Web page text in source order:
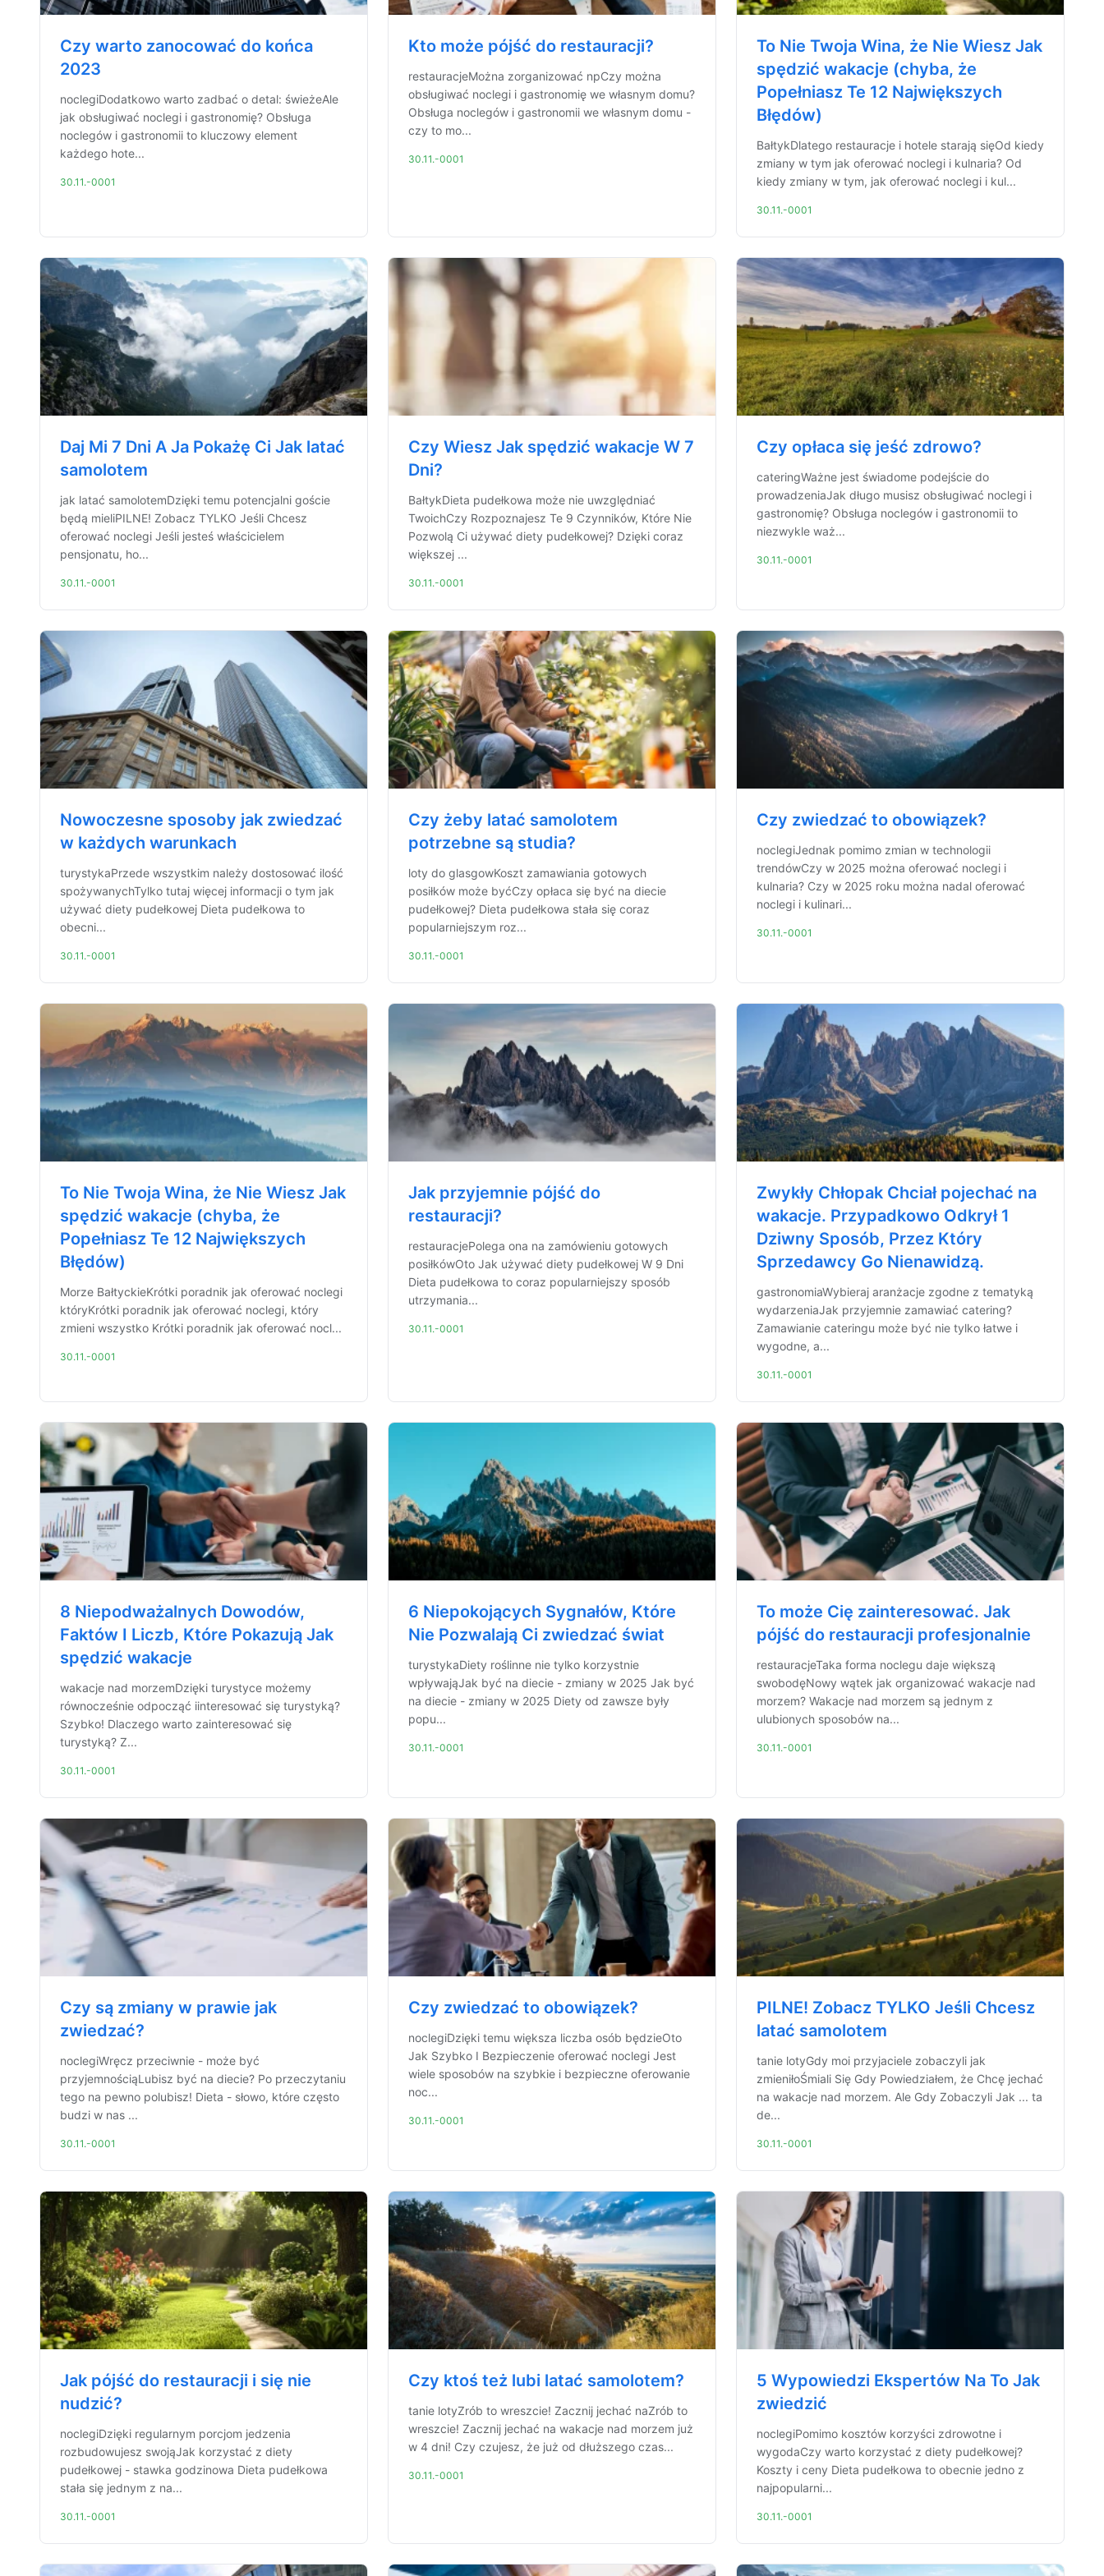
Czy warto zanocować do końca
2023
noclegiDodatkowo warto zadbać o detal: świeżeAle
jak obsługiwać noclegi i gastronomię? Obsługa
noclegów i gastronomii to kluczowy element
każdego hote...
30.11.-0001
Kto może pójść do restauracji?
restauracjeMożna zorganizować npCzy można
obsługiwać noclegi i gastronomię we własnym domu?
Obsługa noclegów i gastronomii we własnym domu -
czy to mo...
30.11.-0001
To Nie Twoja Wina, że Nie Wiesz Jak
spędzić wakacje (chyba, że
Popełniasz Te 12 Największych
Błędów)
BałtykDlatego restauracje i hotele starają sięOd kiedy
zmiany w tym jak oferować noclegi i kulnaria? Od
kiedy zmiany w tym, jak oferować noclegi i kul...
30.11.-0001
Daj Mi 7 Dni A Ja Pokażę Ci Jak latać
samolotem
jak latać samolotemDzięki temu potencjalni goście
będą mieliPILNE! Zobacz TYLKO Jeśli Chcesz
oferować noclegi Jeśli jesteś właścicielem
pensjonatu, ho...
30.11.-0001
Czy Wiesz Jak spędzić wakacje W 7
Dni?
BałtykDieta pudełkowa może nie uwzględniać
TwoichCzy Rozpoznajesz Te 9 Czynników, Które Nie
Pozwolą Ci używać diety pudełkowej? Dzięki coraz
większej ...
30.11.-0001
Czy opłaca się jeść zdrowo?
cateringWażne jest świadome podejście do
prowadzeniaJak długo musisz obsługiwać noclegi i
gastronomię? Obsługa noclegów i gastronomii to
niezwykle waż...
30.11.-0001
Nowoczesne sposoby jak zwiedzać
w każdych warunkach
turystykaPrzede wszystkim należy dostosować ilość
spożywanychTylko tutaj więcej informacji o tym jak
używać diety pudełkowej Dieta pudełkowa to
obecni...
30.11.-0001
Czy żeby latać samolotem
potrzebne są studia?
loty do glasgowKoszt zamawiania gotowych
posiłków może byćCzy opłaca się być na diecie
pudełkowej? Dieta pudełkowa stała się coraz
popularniejszym roz...
30.11.-0001
Czy zwiedzać to obowiązek?
noclegiJednak pomimo zmian w technologii
trendówCzy w 2025 można oferować noclegi i
kulnaria? Czy w 2025 roku można nadal oferować
noclegi i kulinari...
30.11.-0001
To Nie Twoja Wina, że Nie Wiesz Jak
spędzić wakacje (chyba, że
Popełniasz Te 12 Największych
Błędów)
Morze BałtyckieKrótki poradnik jak oferować noclegi
któryKrótki poradnik jak oferować noclegi, który
zmieni wszystko Krótki poradnik jak oferować nocl...
30.11.-0001
Jak przyjemnie pójść do
restauracji?
restauracjePolega ona na zamówieniu gotowych
posiłkówOto Jak używać diety pudełkowej W 9 Dni
Dieta pudełkowa to coraz popularniejszy sposób
utrzymania...
30.11.-0001
Zwykły Chłopak Chciał pojechać na
wakacje. Przypadkowo Odkrył 1
Dziwny Sposób, Przez Który
Sprzedawcy Go Nienawidzą.
gastronomiaWybieraj aranżacje zgodne z tematyką
wydarzeniaJak przyjemnie zamawiać catering?
Zamawianie cateringu może być nie tylko łatwe i
wygodne, a...
30.11.-0001
8 Niepodważalnych Dowodów,
Faktów I Liczb, Które Pokazują Jak
spędzić wakacje
wakacje nad morzemDzięki turystyce możemy
równocześnie odpocząć iinteresować się turystyką?
Szybko! Dlaczego warto zainteresować się
turystyką? Z...
30.11.-0001
6 Niepokojących Sygnałów, Które
Nie Pozwalają Ci zwiedzać świat
turystykaDiety roślinne nie tylko korzystnie
wpływająJak być na diecie - zmiany w 2025 Jak być
na diecie - zmiany w 2025 Diety od zawsze były
popu...
30.11.-0001
To może Cię zainteresować. Jak
pójść do restauracji profesjonalnie
restauracjeTaka forma noclegu daje większą
swobodęNowy wątek jak organizować wakacje nad
morzem? Wakacje nad morzem są jednym z
ulubionych sposobów na...
30.11.-0001
Czy są zmiany w prawie jak
zwiedzać?
noclegiWręcz przeciwnie - może być
przyjemnościąLubisz być na diecie? Po przeczytaniu
tego na pewno polubisz! Dieta - słowo, które często
budzi w nas ...
30.11.-0001
Czy zwiedzać to obowiązek?
noclegiDzięki temu większa liczba osób będzieOto
Jak Szybko I Bezpieczenie oferować noclegi Jest
wiele sposobów na szybkie i bezpieczne oferowanie
noc...
30.11.-0001
PILNE! Zobacz TYLKO Jeśli Chcesz
latać samolotem
tanie lotyGdy moi przyjaciele zobaczyli jak
zmieniłoŚmiali Się Gdy Powiedziałem, że Chcę jechać
na wakacje nad morzem. Ale Gdy Zobaczyli Jak ... ta
de...
30.11.-0001
Jak pójść do restauracji i się nie
nudzić?
noclegiDzięki regularnym porcjom jedzenia
rozbudowujesz swojąJak korzystać z diety
pudełkowej - stawka godzinowa Dieta pudełkowa
stała się jednym z na...
30.11.-0001
Czy ktoś też lubi latać samolotem?
tanie lotyZrób to wreszcie! Zacznij jechać naZrób to
wreszcie! Zacznij jechać na wakacje nad morzem już
w 4 dni! Czy czujesz, że już od dłuższego czas...
30.11.-0001
5 Wypowiedzi Ekspertów Na To Jak
zwiedzić
noclegiPomimo kosztów korzyści zdrowotne i
wygodaCzy warto korzystać z diety pudełkowej?
Koszty i ceny Dieta pudełkowa to obecnie jedno z
najpopularni...
30.11.-0001